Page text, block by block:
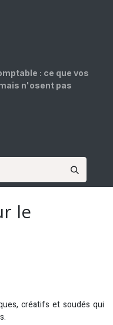
: ce que vos
n'osent pas
le
créatifs et soudés qui